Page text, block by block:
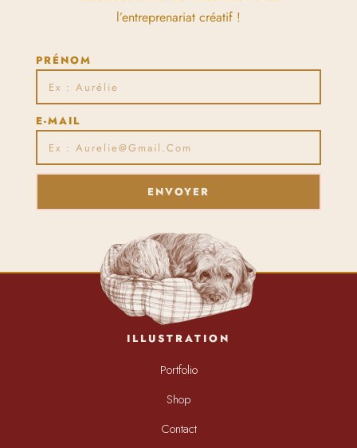
l’entreprenariat créatif !
PRÉNOM
E-MAIL
ENVOYER
ILLUSTRATION
Portfolio
Shop
Contact